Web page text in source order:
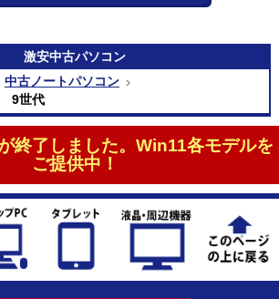
激安中古パソコン
中古ノートパソコン
9世代
終了しました。Win11各モデルを
ご提供中！